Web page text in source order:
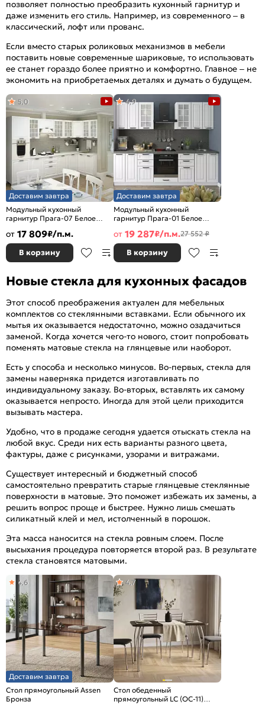
позволяет полностью преобразить кухонный гарнитур и
даже изменить его стиль. Например, из современного – в
классический, лофт или прованс.
Если вместо старых роликовых механизмов в мебели
поставить новые современные шариковые, то использовать
ее станет гораздо более приятно и комфортно. Главное – не
экономить на приобретаемых деталях и думать о будущем.
Доставим завтра
Модульный кухонный
гарнитур Прага-07 Белое
2132x3300/1490x600
5,0
от 17 809₽/п.м.
В корзину
Доставим завтра
Модульный кухонный
гарнитур Прага-01 Белое
2140x2600x600
4,9
от 19 287₽/п.м.27 552 ₽
В корзину
Новые стекла для кухонных фасадов
Этот способ преображения актуален для мебельных
комплектов со стеклянными вставками. Если обычного их
мытья их оказывается недостаточно, можно озадачиться
заменой. Когда хочется чего-то нового, стоит попробовать
поменять матовые стекла на глянцевые или наоборот.
Есть у способа и несколько минусов. Во-первых, стекла для
замены наверняка придется изготавливать по
индивидуальному заказу. Во-вторых, вставлять их самому
оказывается непросто. Иногда для этой цели приходится
вызывать мастера.
Удобно, что в продаже сегодня удается отыскать стекла на
любой вкус. Среди них есть варианты разного цвета,
фактуры, даже с рисунками, узорами и витражами.
Существует интересный и бюджетный способ
самостоятельно превратить старые глянцевые стеклянные
поверхности в матовые. Это поможет избежать их замены, а
решить вопрос проще и быстрее. Нужно лишь смешать
силикатный клей и мел, истолченный в порошок.
Эта масса наносится на стекла ровным слоем. После
высыхания процедура повторяется второй раз. В результате
стекла становятся матовыми.
Доставим завтра
Стол прямоугольный Assen
Бронза
4,6
Стол обеденный
прямоугольный LС (ОС-11)
4,7